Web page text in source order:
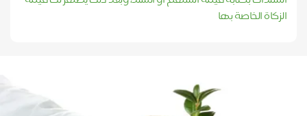
الزكاة الخاصة بها